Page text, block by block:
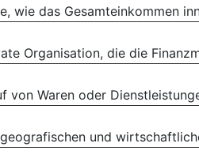
wie das Gesamteinkommen
Organisation, die die
Waren oder
und